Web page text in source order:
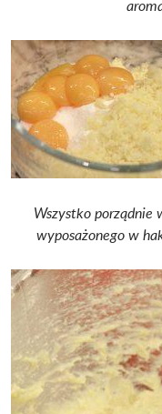
Wszystko porządnie
wyposażonego w